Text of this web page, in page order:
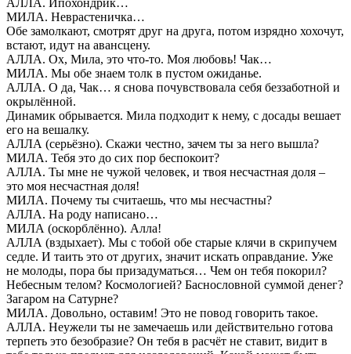
МИЛА. Неврастеничка…
Обе замолкают, смотрят друг на друга, потом изрядно хохочут,
встают, идут на авансцену.
АЛЛА. Ох, Мила, это что-то. Моя любовь! Чак…
МИЛА. Мы обе знаем толк в пустом ожиданье.
АЛЛА. О да, Чак… я снова почувствовала себя беззаботной и
окрылённой.
Динамик обрывается. Мила подходит к нему, с досады вешает
его на вешалку.
АЛЛА (серьёзно). Скажи честно, зачем ты за него вышла?
МИЛА. Тебя это до сих пор беспокоит?
АЛЛА. Ты мне не чужой человек, и твоя несчастная доля –
это моя несчастная доля!
МИЛА. Почему ты считаешь, что мы несчастны?
АЛЛА. На роду написано…
МИЛА (оскорблённо). Алла!
АЛЛА (вздыхает). Мы с тобой обе старые клячи в скрипучем
седле. И таить это от других, значит искать оправдание. Уже
не молоды, пора бы призадуматься… Чем он тебя покорил?
Небесным телом? Космологией? Баснословной суммой денег?
Загаром на Сатурне?
МИЛА. Довольно, оставим! Это не повод говорить такое.
АЛЛА. Неужели ты не замечаешь или действительно готова
терпеть это безобразие? Он тебя в расчёт не ставит, видит в